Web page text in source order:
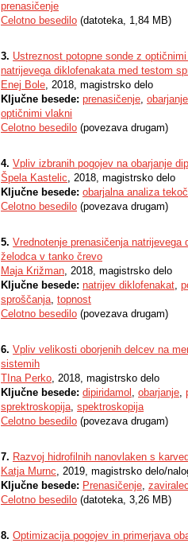
prenasičenje
Celotno besedilo (datoteka, 1,84 MB)
3. Ustreznost potopne sonde z
natrijevega diklofenakata med testom
Enej Bole, 2018, magistrsko delo
Ključne besede: prenasičenje, obarjanje
optičnimi vlakni
Celotno besedilo (povezava drugam)
4. Vpliv izbranih pogojev na obarjanje
Špela Kastelic, 2018, magistrsko delo
Ključne besede: obarjalna analiza
Celotno besedilo (povezava drugam)
5. Vrednotenje prenasičenja
želodca v tanko črevo
Maja Križman, 2018, magistrsko delo
Ključne besede: natrijev diklofenakat,
sproščanja, topnost
Celotno besedilo (povezava drugam)
6. Vpliv velikosti oborjenih delcev na
sistemih
TIna Perko, 2018, magistrsko delo
Ključne besede: dipiridamol , obarjanje,
sprektroskopija, spektroskopija
Celotno besedilo (povezava drugam)
7. Razvoj hidrofilnih nanovlaken s
Katja Murnc, 2019, magistrsko delo/
Ključne besede: Prenasičenje,
Celotno besedilo (datoteka, 3,26 MB)
8. Optimizacija pogojev in primerjava